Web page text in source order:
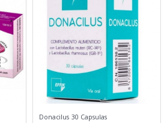
Donacilus 30 Capsulas